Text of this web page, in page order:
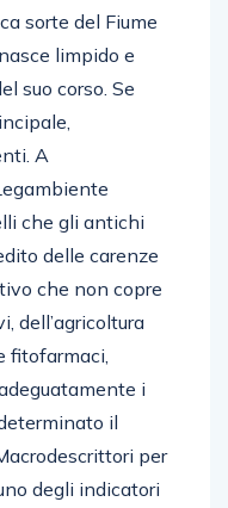
sorte del Fiume
limpido e
suo corso. Se
A
che gli antichi
delle carenze
che non copre
dell’agricoltura
fitofarmaci,
i
il
per
degli indicatori